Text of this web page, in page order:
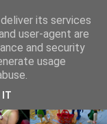
its services
user-agent are
and security
usage
IT